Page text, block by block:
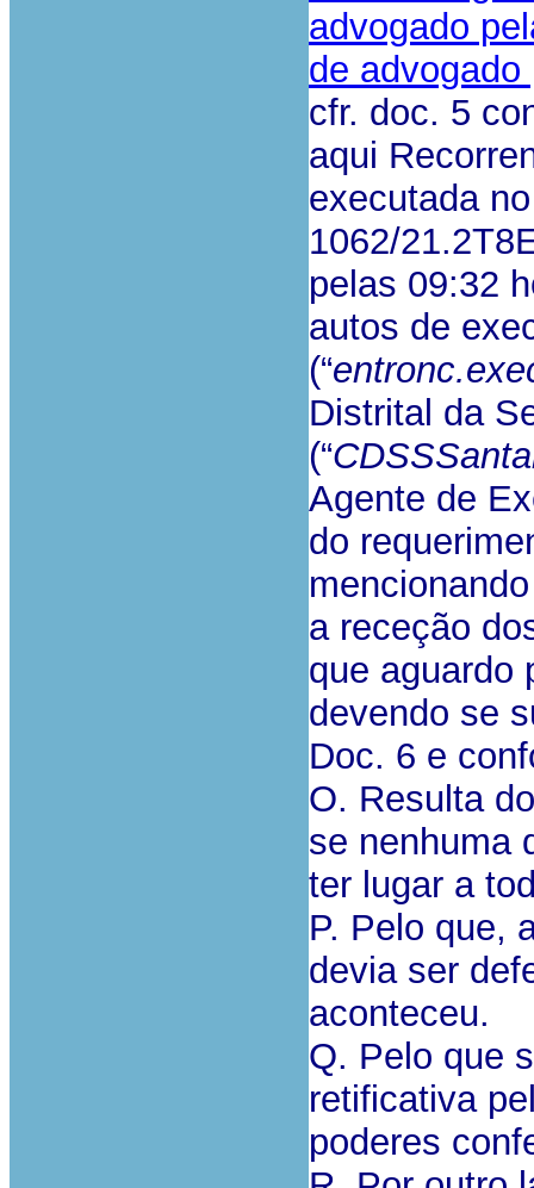
advogado
de
cfr. doc. 5 co
aqui
executada
1062/
pelas 09:32
autos de
(“
Distrital da
(“
Agente de
do
a receção
que aguardo
devendo se
Doc. 6 e
O. Resulta
se nenhuma
ter lugar a
P. Pelo que,
devia ser
aconteceu.
Q. Pelo que
retificativa
poderes